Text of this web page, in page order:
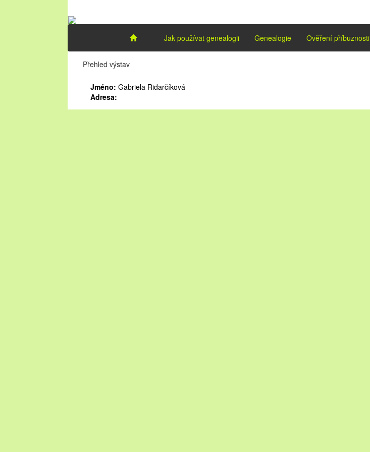
Jak používat genealogii Genealogie Ověření příbuznosti
Přehled výstav
Jméno:Gabriela Ridarčíková
Adresa: